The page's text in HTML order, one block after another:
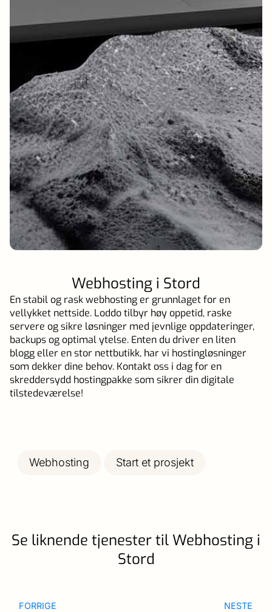
Webhosting i Stord
En stabil og rask webhosting er grunnlaget for en
vellykket nettside. Loddo tilbyr høy oppetid, raske
servere og sikre løsninger med jevnlige oppdateringer,
backups og optimal ytelse. Enten du driver en liten
blogg eller en stor nettbutikk, har vi hostingløsninger
som dekker dine behov. Kontakt oss i dag for en
skreddersydd hostingpakke som sikrer din digitale
tilstedeværelse!
Webhosting Start et prosjekt
Se liknende tjenester til Webhosting i
Stord
FORRIGE NESTE